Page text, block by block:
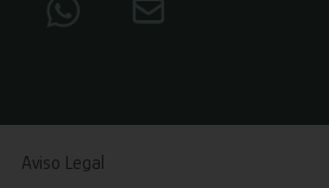
Aviso Legal